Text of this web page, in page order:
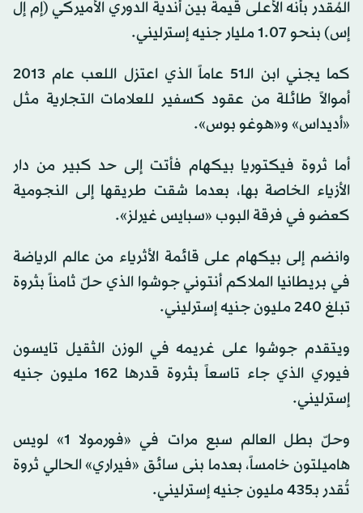
المُقدر بأنه الأعلى قيمة بين أندية الدوري الأميركي (إم إل
إس) بنحو 1.07 مليار جنيه إسترليني.
كما يجني ابن الـ51 عاماً الذي اعتزل اللعب عام 2013
أموالاً طائلة من عقود كسفير للعلامات التجارية مثل
«أديداس» و«هوغو بوس».
أما ثروة فيكتوريا بيكهام فأتت إلى حد كبير من دار
الأزياء الخاصة بها، بعدما شقت طريقها إلى النجومية
كعضو في فرقة البوب «سبايس غيرلز».
وانضم إلى بيكهام على قائمة الأثرياء من عالم الرياضة
في بريطانيا الملاكم أنتوني جوشوا الذي حلّ ثامناً بثروة
تبلغ 240 مليون جنيه إسترليني.
ويتقدم جوشوا على غريمه في الوزن الثقيل تايسون
فيوري الذي جاء تاسعاً بثروة قدرها 162 مليون جنيه
إسترليني.
وحلّ بطل العالم سبع مرات في «فورمولا 1» لويس
هاميلتون خامساً، بعدما بنى سائق «فيراري» الحالي ثروة
تُقدر بـ435 مليون جنيه إسترليني.